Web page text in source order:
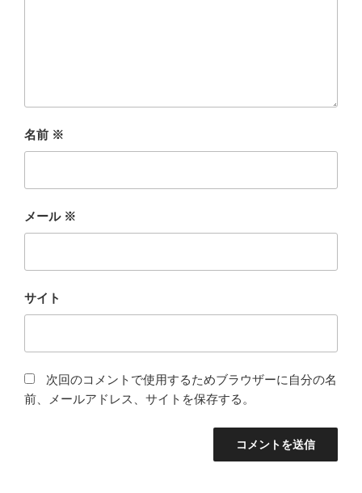
名前 ※
メール ※
サイト
次回のコメントで使用するためブラウザーに自分の名
前、メールアドレス、サイトを保存する。